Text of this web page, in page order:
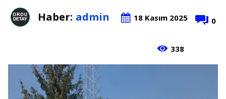
Haber: admin 18 Kasım 2025 0
338